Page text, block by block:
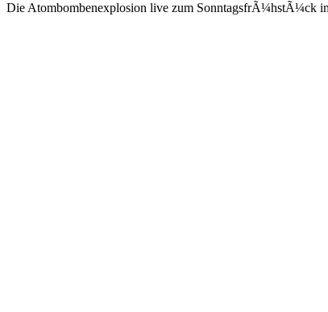
Die Atombombenexplosion live zum SonntagsfrÃ¼hstÃ¼ck